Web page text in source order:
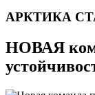
АРКТИКА
НОВАЯ